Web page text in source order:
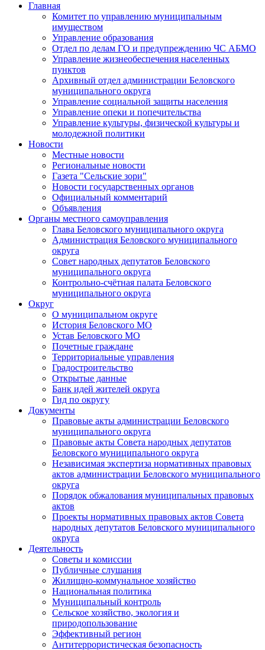
Главная
Комитет по управлению муниципальным
имуществом
Управление образования
Отдел по делам ГО и предупреждению ЧС АБМО
Управление жизнеобеспечения населенных
пунктов
Архивный отдел администрации Беловского
муниципального округа
Управление социальной защиты населения
Управление опеки и попечительства
Управление культуры, физической культуры и
молодежной политики
Новости
Местные новости
Региональные новости
Газета "Сельские зори"
Новости государственных органов
Официальный комментарий
Объявления
Органы местного самоуправления
Глава Беловского муниципального округа
Администрация Беловского муниципального
округа
Совет народных депутатов Беловского
муниципального округа
Контрольно-счётная палата Беловского
муниципального округа
Округ
О муниципальном округе
История Беловского МО
Устав Беловского МО
Почетные граждане
Территориальные управления
Градостроительство
Открытые данные
Банк идей жителей округа
Гид по округу
Документы
Правовые акты администрации Беловского
муниципального округа
Правовые акты Совета народных депутатов
Беловского муниципального округа
Независимая экспертиза нормативных правовых
актов администрации Беловского муниципального
округа
Порядок обжалования муниципальных правовых
актов
Проекты нормативных правовых актов Совета
народных депутатов Беловского муниципального
округа
Деятельность
Советы и комиссии
Публичные слушания
Жилищно-коммунальное хозяйство
Национальная политика
Муниципальный контроль
Сельское хозяйство, экология и
природопользование
Эффективный регион
Антитеррористическая безопасность